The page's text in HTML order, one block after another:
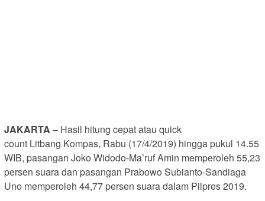
JAKARTA – Hasil hitung cepat atau quick
count Litbang Kompas, Rabu (17/4/2019) hingga pukul 14.55
WIB, pasangan Joko Widodo-Ma’ruf Amin memperoleh 55,23
persen suara dan pasangan Prabowo Subianto-Sandiaga
Uno memperoleh 44,77 persen suara dalam Pilpres 2019.